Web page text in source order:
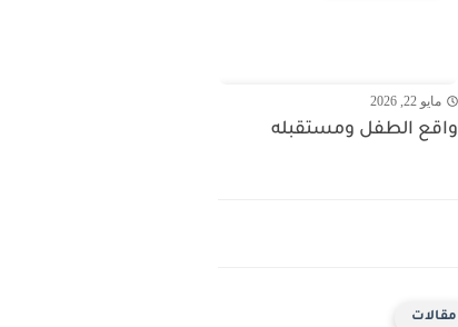
مايو 22, 2026
واقع الطفل ومستقبله
مقالات